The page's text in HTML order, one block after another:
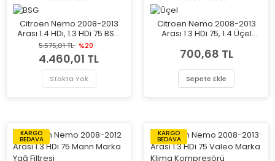
Citroen Nemo 2008-2013
Arası 1.4 HDi, 1.3 HDi 75 BSG
Marka Radyatör Fan ve
Motoru
5.575,01 TL %20
4.460,01 TL
Stokta Yok
Citroen Nemo 2008-2013
Arası 1.3 HDi 75, 1.4 Üçel
Deposu
700,68 TL
Sepete Ekle
KARGO
BEDAVA
KARGO
BEDAVA